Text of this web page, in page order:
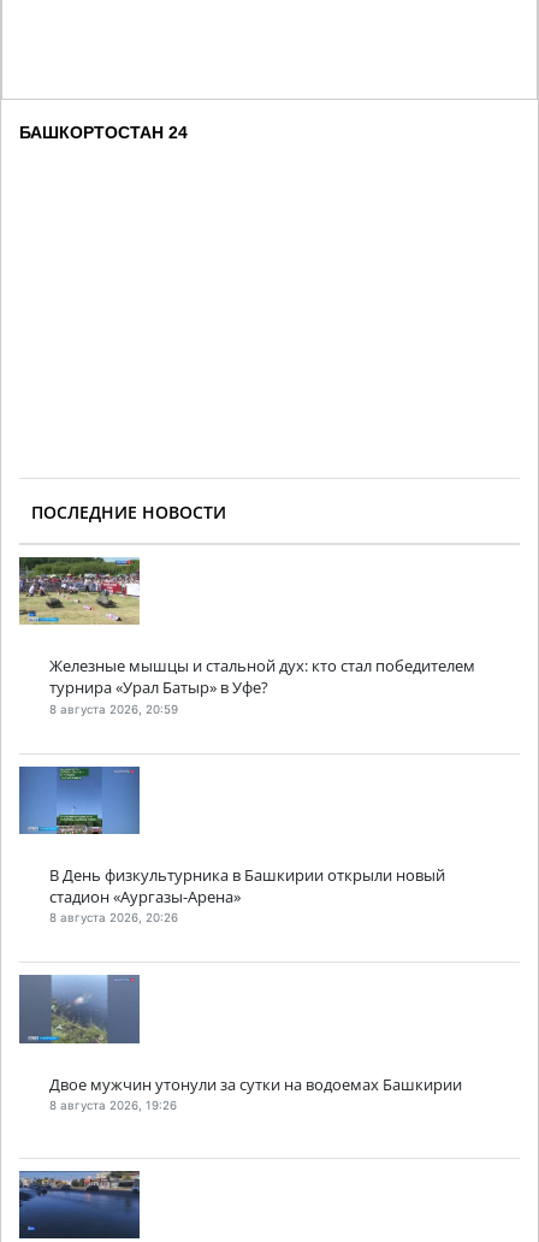
БАШКОРТОСТАН 24
ПОСЛЕДНИЕ НОВОСТИ
Железные мышцы и стальной дух: кто стал победителем
турнира «Урал Батыр» в Уфе?
8 августа 2026, 20:59
В День физкультурника в Башкирии открыли новый
стадион «Аургазы-Арена»
8 августа 2026, 20:26
Двое мужчин утонули за сутки на водоемах Башкирии
8 августа 2026, 19:26